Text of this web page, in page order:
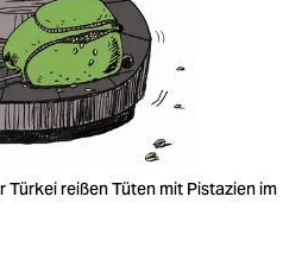
Türkei reißen Tüten mit Pistazien im